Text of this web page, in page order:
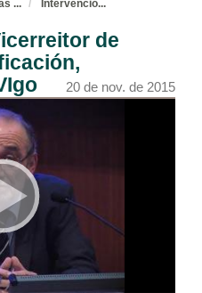
... Intervenció...
de
20 de nov. de 2015